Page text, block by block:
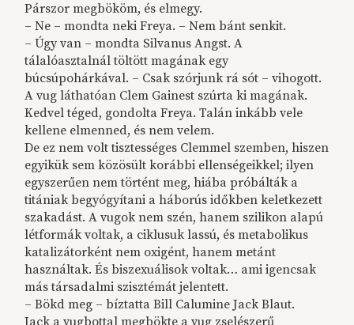
Párszor megbököm, és elmegy.
– Ne – mondta neki Freya. – Nem bánt senkit.
– Úgy van – mondta Silvanus Angst. A
tálalóasztalnál töltött magának egy
búcsúpohárkával. – Csak szórjunk rá sót – vihogott.
A vug láthatóan Clem Gainest szúrta ki magának.
Kedvel téged, gondolta Freya. Talán inkább vele
kellene elmenned, és nem velem.
De ez nem volt tisztességes Clemmel szemben, hiszen
egyikük sem közösült korábbi ellenségeikkel; ilyen
egyszerűen nem történt meg, hiába próbálták a
titániak begyógyítani a háborús időkben keletkezett
szakadást. A vugok nem szén, hanem szilikon alapú
létformák voltak, a ciklusuk lassú, és metabolikus
katalizátorként nem oxigént, hanem metánt
használtak. És biszexuálisok voltak… ami igencsak
más társadalmi szisztémát jelentett.
– Bökd meg – bíztatta Bill Calumine Jack Blaut.
Jack a vugbottal megbökte a vug zselészerű